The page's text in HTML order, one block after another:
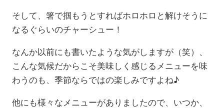
そして、箸で掴もうとすればホロホロと解けそうに
なるぐらいのチャーシュー！
なんか以前にも書いたような気がしますが（笑）、
こんな気候だからこそ美味しく感じるメニューを味
わうのも、季節ならではの楽しみですよね♪
他にも様々なメニューがありましたので、いつか、